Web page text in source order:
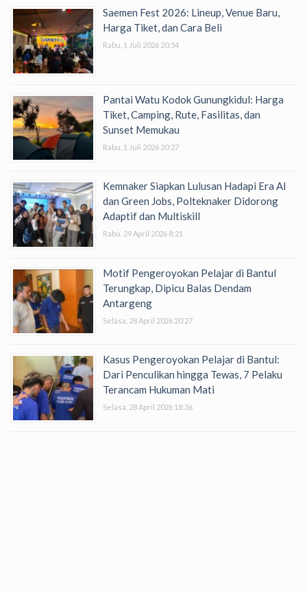
Saemen Fest 2026: Lineup, Venue Baru,
Harga Tiket, dan Cara Beli
Rabu, 1 Juli 2026 20:54
Pantai Watu Kodok Gunungkidul: Harga
Tiket, Camping, Rute, Fasilitas, dan
Sunset Memukau
Rabu, 1 Juli 2026 20:27
Kemnaker Siapkan Lulusan Hadapi Era AI
dan Green Jobs, Polteknaker Didorong
Adaptif dan Multiskill
Rabu, 29 April 2026 8:21
Motif Pengeroyokan Pelajar di Bantul
Terungkap, Dipicu Balas Dendam
Antargeng
Selasa, 28 April 2026 20:27
Kasus Pengeroyokan Pelajar di Bantul:
Dari Penculikan hingga Tewas, 7 Pelaku
Terancam Hukuman Mati
Selasa, 28 April 2026 18:36